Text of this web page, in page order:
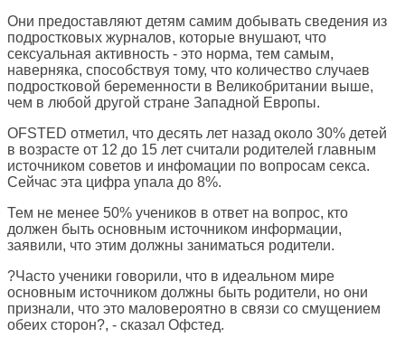
Они предоставляют детям самим добывать сведения из
подростковых журналов, которые внушают, что
сексуальная активность - это норма, тем самым,
наверняка, способствуя тому, что количество случаев
подростковой беременности в Великобритании выше,
чем в любой другой стране Западной Европы.
OFSTED отметил, что десять лет назад около 30% детей
в возрасте от 12 до 15 лет считали родителей главным
источником советов и инфомации по вопросам секса.
Сейчас эта цифра упала до 8%.
Тем не менее 50% учеников в ответ на вопрос, кто
должен быть основным источником информации,
заявили, что этим должны заниматься родители.
?Часто ученики говорили, что в идеальном мире
основным источником должны быть родители, но они
признали, что это маловероятно в связи со смущением
обеих сторон?, - сказал Офстед.